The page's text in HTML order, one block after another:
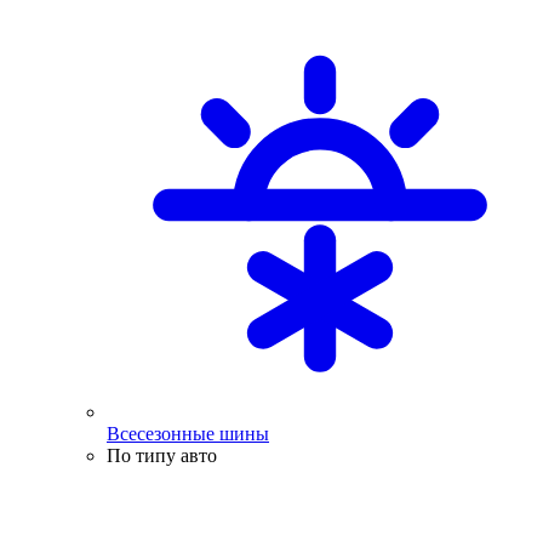
Всесезонные шины
По типу авто